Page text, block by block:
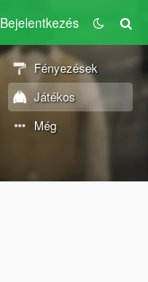
Bejelentkezés
Fényezések
Játékos
Még